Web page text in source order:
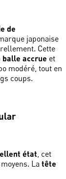
de
japonaise
Cette
balle accrue et
modéré, tout en
coups.
état, cet
La tête